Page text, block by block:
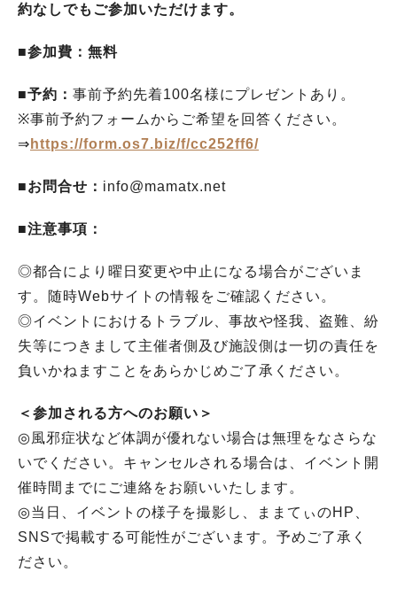
約なしでもご参加いただけます。
■参加費：無料
■予約： 事前予約先着100名様にプレゼントあり。
※事前予約フォームからご希望を回答ください。
⇒ https://form.os7.biz/f/cc252ff6/
■お問合せ： info@mamatx.net
■注意事項：
◎都合により曜日変更や中止になる場合がございま
す。随時Webサイトの情報をご確認ください。
◎イベントにおけるトラブル、事故や怪我、盗難、紛
失等につきまして主催者側及び施設側は一切の責任を
負いかねますことをあらかじめご了承ください。
＜参加される方へのお願い＞
◎風邪症状など体調が優れない場合は無理をなさらな
いでください。キャンセルされる場合は、イベント開
催時間までにご連絡をお願いいたします。
◎当日、イベントの様子を撮影し、ままてぃのHP、
SNSで掲載する可能性がございます。予めご了承く
ださい。